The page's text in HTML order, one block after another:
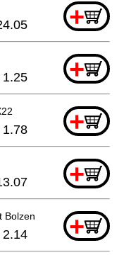
+
+
1.25
+
1.78
+
Unterlegscheibe)
+
2.14